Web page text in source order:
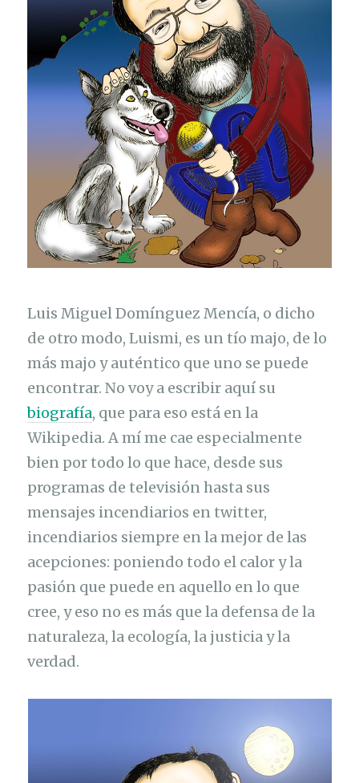
Luis Miguel Domínguez Mencía, o dicho
de otro modo, Luismi, es un tío majo, de lo
más majo y auténtico que uno se puede
encontrar. No voy a escribir aquí su
biografía, que para eso está en la
Wikipedia. A mí me cae especialmente
bien por todo lo que hace, desde sus
programas de televisión hasta sus
mensajes incendiarios en twitter,
incendiarios siempre en la mejor de las
acepciones: poniendo todo el calor y la
pasión que puede en aquello en lo que
cree, y eso no es más que la defensa de la
naturaleza, la ecología, la justicia y la
verdad.